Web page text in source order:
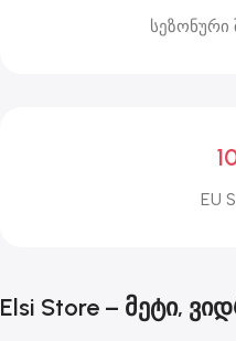
სეზონური
EU
Elsi Store – მეტი,